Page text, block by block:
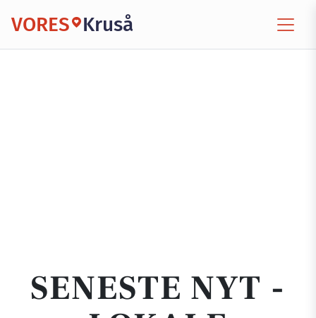
VORES Kruså
SENESTE NYT -